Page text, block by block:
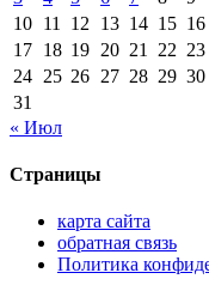
10 11 12 13 14 15 16
17 18 19 20 21 22 23
24 25 26 27 28 29 30
31
« Июл
Страницы
карта сайта
обратная связь
Политика